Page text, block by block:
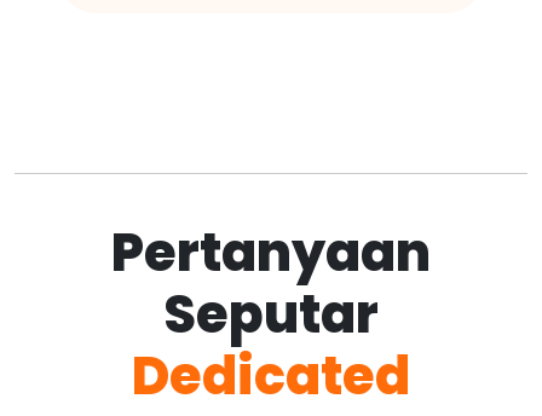
Pertanyaan
Seputar
Dedicated